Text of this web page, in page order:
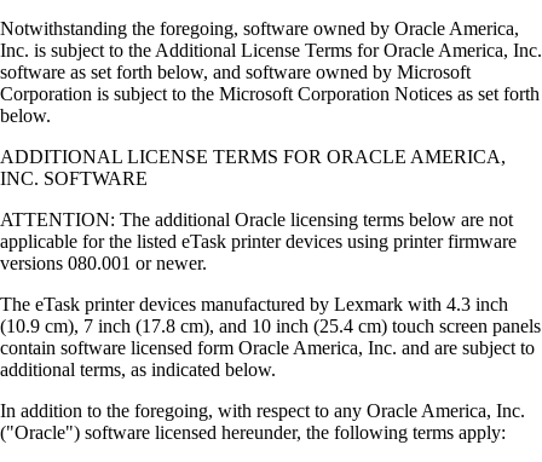
Notwithstanding the foregoing, software owned by Oracle America,
Inc. is subject to the Additional License Terms for Oracle America, Inc.
software as set forth below, and software owned by Microsoft
Corporation is subject to the Microsoft Corporation Notices as set forth
below.
ADDITIONAL LICENSE TERMS FOR ORACLE AMERICA,
INC. SOFTWARE
ATTENTION: The additional Oracle licensing terms below are not
applicable for the listed eTask printer devices using printer firmware
versions 080.001 or newer.
The eTask printer devices manufactured by Lexmark with 4.3 inch
(10.9 cm), 7 inch (17.8 cm), and 10 inch (25.4 cm) touch screen panels
contain software licensed form Oracle America, Inc. and are subject to
additional terms, as indicated below.
In addition to the foregoing, with respect to any Oracle America, Inc.
("Oracle") software licensed hereunder, the following terms apply: